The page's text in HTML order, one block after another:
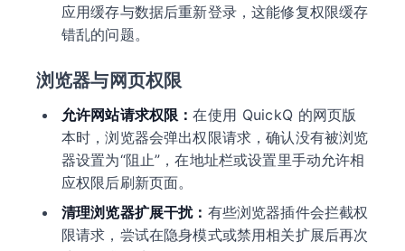
应用缓存与数据后重新登录，这能修复权限缓存
错乱的问题。
浏览器与网页权限
允许网站请求权限：在使用 QuickQ 的网页版
本时，浏览器会弹出权限请求，确认没有被浏览
器设置为“阻止”，在地址栏或设置里手动允许相
应权限后刷新页面。
清理浏览器扩展干扰： 有些浏览器插件会拦截权
限请求，尝试在隐身模式或禁用相关扩展后再次